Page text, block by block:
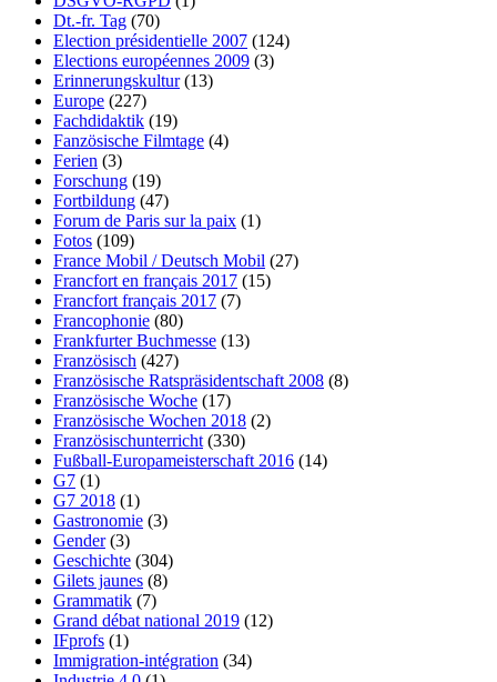
Dt.-fr. Tag (70)
Election présidentielle 2007 (124)
Elections européennes 2009 (3)
Erinnerungskultur(13)
Europe (227)
Fachdidaktik (19)
Fanzösische Filmtage (4)
Ferien (3)
Forschung (19)
Fortbildung (47)
Forum de Paris sur la paix (1)
Fotos (109)
France Mobil / Deutsch Mobil (27)
Francfort en français 2017 (15)
Francfort français 2017 (7)
Francophonie (80)
Frankfurter Buchmesse (13)
Französisch (427)
Französische Ratspräsidentschaft 2008 (8)
Französische Woche (17)
Französische Wochen 2018 (2)
Französischunterricht (330)
Fußball-Europameisterschaft 2016 (14)
G7 (1)
G7 2018 (1)
Gastronomie (3)
Gender(3)
Geschichte (304)
Gilets jaunes (8)
Grammatik (7)
Grand débat national 2019 (12)
IFprofs (1)
Immigration-intégration (34)